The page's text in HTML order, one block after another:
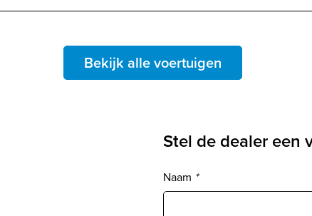
Bekijk alle voertuigen
Stel de dealer een
Naam *